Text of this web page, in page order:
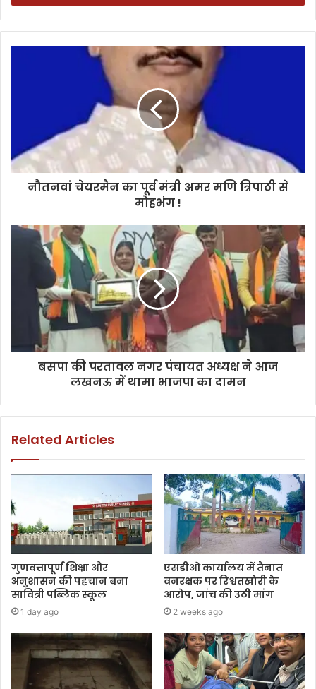
नौतनवां चेयरमैन का पूर्व मंत्री अमर मणि त्रिपाठी से
मोहभंग !
बसपा की परतावल नगर पंचायत अध्यक्ष ने आज
लखनऊ में थामा भाजपा का दामन
Related Articles
गुणवत्तापूर्ण शिक्षा और
अनुशासन की पहचान बना
सावित्री पब्लिक स्कूल
1 day ago
एसडीओ कार्यालय में तैनात
वनरक्षक पर रिश्वतखोरी के
आरोप, जांच की उठी मांग
2 weeks ago